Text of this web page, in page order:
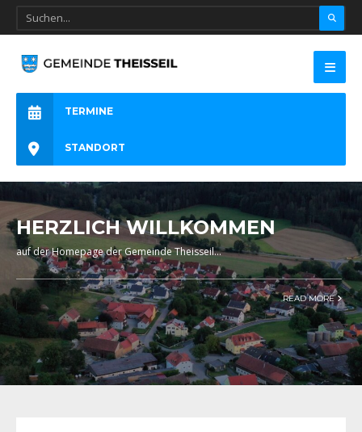
TERMINE
STANDORT
HERZLICH WILLKOMMEN
auf der Homepage der Gemeinde Theisseil...
READ MORE